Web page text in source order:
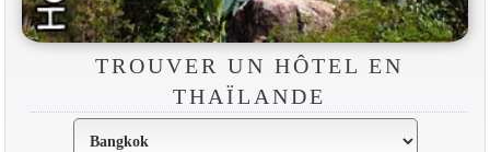
TROUVER UN HÔTEL EN
THAÏLANDE